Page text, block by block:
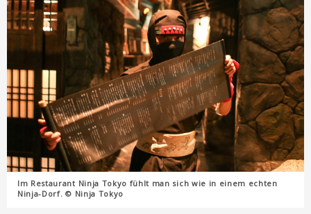
Im Restaurant Ninja Tokyo fühlt man sich wie in einem echten
Ninja-Dorf. © Ninja Tokyo